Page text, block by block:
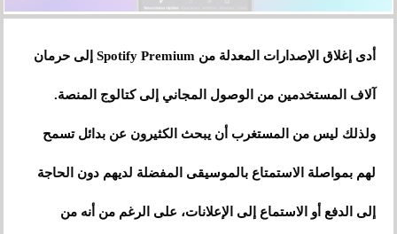
أدى إغلاق الإصدارات المعدلة من Spotify Premium إلى حرمان
آلاف المستخدمين من الوصول المجاني إلى كتالوج المنصة.
ولذلك ليس من المستغرب أن يبحث الكثيرون عن بدائل تسمح
لهم بمواصلة الاستمتاع بالموسيقى المفضلة لديهم دون الحاجة
إلى الدفع أو الاستماع إلى الإعلانات، على الرغم من أنه من